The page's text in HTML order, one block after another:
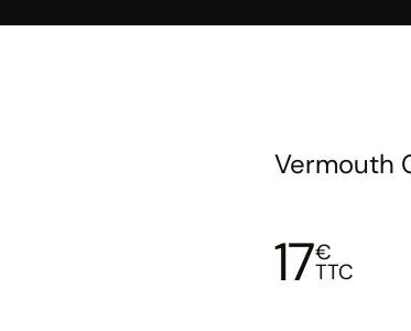
Vermouth
17€
TTC